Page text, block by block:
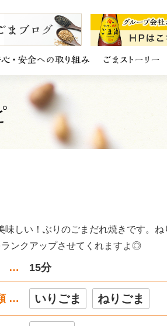
味しい！ぶりのごまだれ焼きです。ね
ンクアップさせてくれますよ◎
15分
いりごま ねりごま